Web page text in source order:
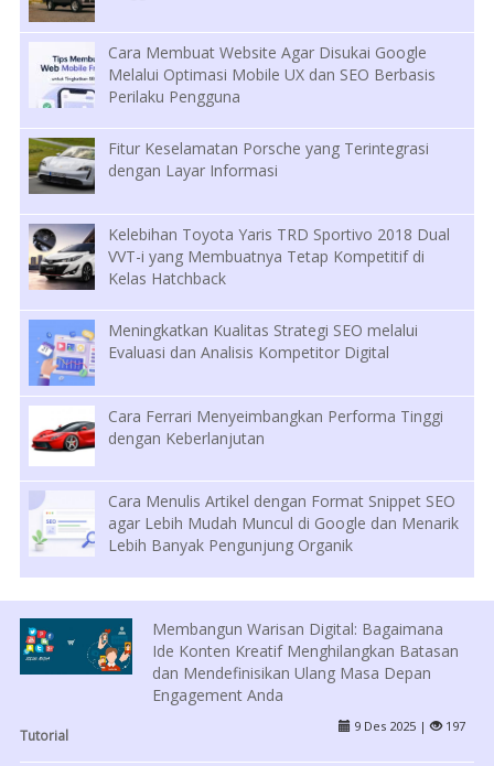
Cara Membuat Website Agar Disukai Google
Melalui Optimasi Mobile UX dan SEO Berbasis
Perilaku Pengguna
Fitur Keselamatan Porsche yang Terintegrasi
dengan Layar Informasi
Kelebihan Toyota Yaris TRD Sportivo 2018 Dual
VVT-i yang Membuatnya Tetap Kompetitif di
Kelas Hatchback
Meningkatkan Kualitas Strategi SEO melalui
Evaluasi dan Analisis Kompetitor Digital
Cara Ferrari Menyeimbangkan Performa Tinggi
dengan Keberlanjutan
Cara Menulis Artikel dengan Format Snippet SEO
agar Lebih Mudah Muncul di Google dan Menarik
Lebih Banyak Pengunjung Organik
Membangun Warisan Digital: Bagaimana
Ide Konten Kreatif Menghilangkan Batasan
dan Mendefinisikan Ulang Masa Depan
Engagement Anda
Tutorial
9 Des 2025 | 197